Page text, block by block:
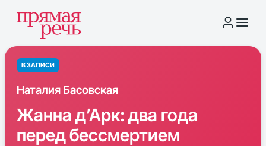
В ЗАПИСИ
Наталия Басовская
Жанна д’Арк: два года
перед бессмертием